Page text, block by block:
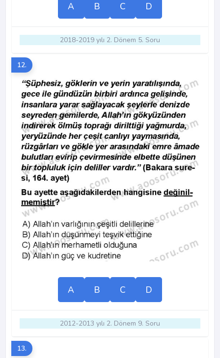
A B C D
2018-2019 yılı 2. Dönem 5. Soru
12.
A B C D
2012-2013 yılı 2. Dönem 9. Soru
13.